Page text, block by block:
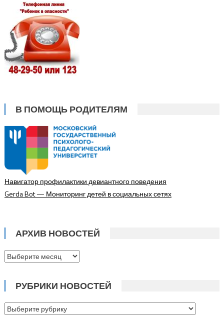
В ПОМОЩЬ РОДИТЕЛЯМ
Навигатор профилактики девиантного поведения
Gerda Bot — Мониторинг детей в социальных сетях
АРХИВ НОВОСТЕЙ
Архив
РУБРИКИ НОВОСТЕЙ
Рубрики